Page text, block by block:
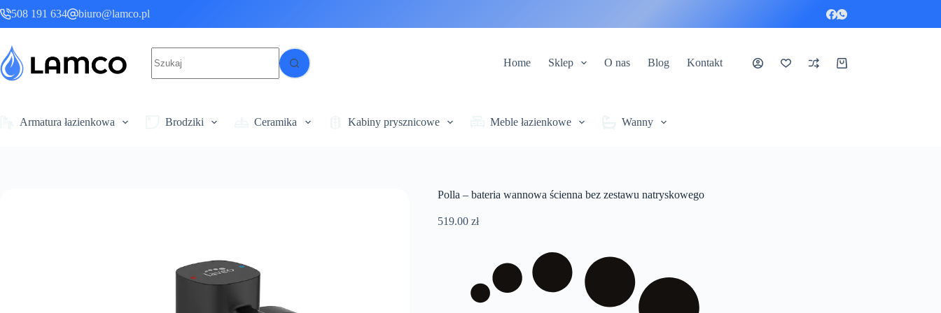
do
treści
508 191 634 biuro@lamco.pl
wyników
Home Sklep O nas Blog Kontakt Koszyk
Armatura łazienkowa Brodziki Ceramika Kabiny prysznicowe Meble łazienkowe Wanny
Polla – bateria wannowa ścienna bez zestawu natryskowego
519.00 zł